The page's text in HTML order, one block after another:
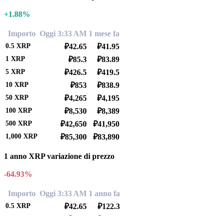
+1.88%
Importo Oggi 3:33 AM 1 mese fa
0.5 XRP ₽42.65 ₽41.95
1 XRP ₽85.3 ₽83.89
5 XRP ₽426.5 ₽419.5
10 XRP ₽853 ₽838.9
50 XRP ₽4,265 ₽4,195
100 XRP ₽8,530 ₽8,389
500 XRP ₽42,650 ₽41,950
1,000 XRP ₽85,300 ₽83,890
1 anno XRP variazione di prezzo
-64.93%
Importo Oggi 3:33 AM 1 anno fa
0.5 XRP ₽42.65 ₽122.3